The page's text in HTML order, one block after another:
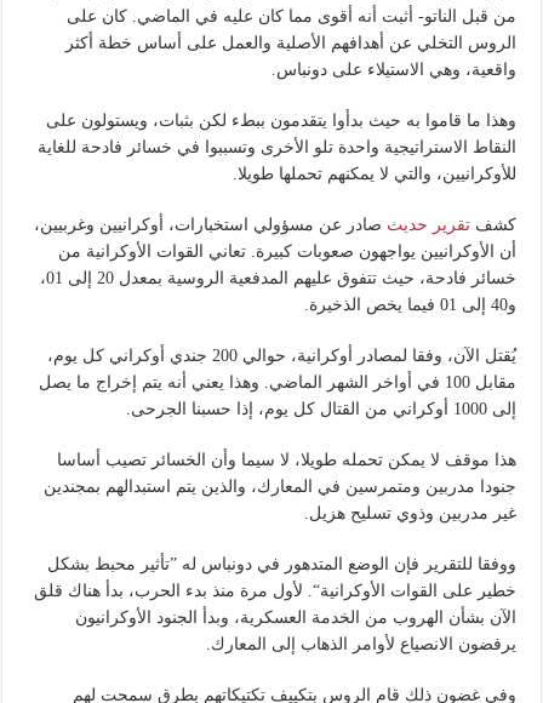
من قبل الناتو- أثبت أنه أقوى مما كان عليه في الماضي. كان على
الروس التخلي عن أهدافهم الأصلية والعمل على أساس خطة أكثر
واقعية، وهي الاستيلاء على دونباس.
وهذا ما قاموا به حيث بدأوا يتقدمون ببطء لكن بثبات، ويستولون على
النقاط الاستراتيجية واحدة تلو الأخرى وتسببوا في خسائر فادحة للغاية
للأوكرانيين، والتي لا يمكنهم تحملها طويلا.
كشفتقرير حديث صادر عن مسؤولي استخبارات، أوكرانيين وغربيين،
أن الأوكرانيين يواجهون صعوبات كبيرة. تعاني القوات الأوكرانية من
خسائر فادحة، حيث تتفوق عليهم المدفعية الروسية بمعدل 20 إلى 01،
و40 إلى 01 فيما يخص الذخيرة.
يُقتل الآن، وفقا لمصادر أوكرانية، حوالي 200 جندي أوكراني كل يوم،
مقابل 100 في أواخر الشهر الماضي. وهذا يعني أنه يتم إخراج ما يصل
إلى 1000 أوكراني من القتال كل يوم، إذا حسبنا الجرحى.
هذا موقف لا يمكن تحمله طويلا، لا سيما وأن الخسائر تصيب أساسا
جنودا مدربين ومتمرسين في المعارك، والذين يتم استبدالهم بمجندين
غير مدربين وذوي تسليح هزيل.
ووفقا للتقرير فإن الوضع المتدهور في دونباس له ”تأثير محبط بشكل
خطير على القوات الأوكرانية“. لأول مرة منذ بدء الحرب، بدأ هناك قلق
الآن بشأن الهروب من الخدمة العسكرية، وبدأ الجنود الأوكرانيون
يرفضون الانصياع لأوامر الذهاب إلى المعارك.
وفي غضون ذلك قام الروس بتكييف تكتيكاتهم بطرق سمحت لهم